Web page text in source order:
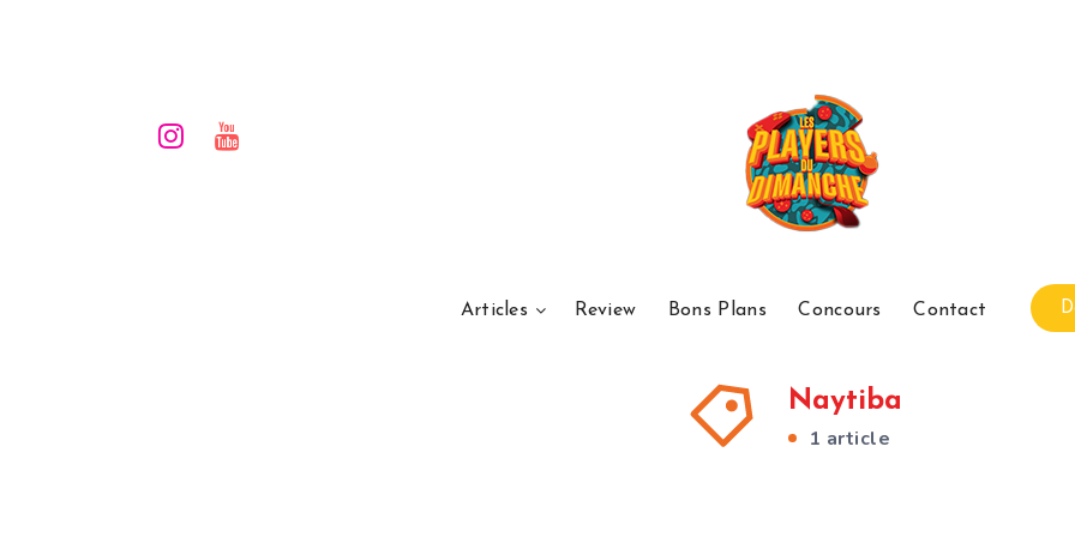
Articles Review Bons Plans Concours Contact
Naytiba
1 article